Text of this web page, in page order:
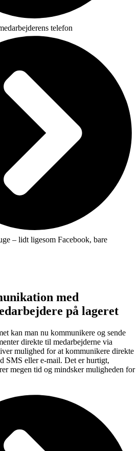
telefon
– lidt ligesom Facebook, bare
med
på lageret
kan man nu kommunikere og sende
direkte til medarbejderne via
mulighed for at kommunikere direkte
SMS eller e-mail. Det er hurtigt,
megen tid og mindsker muligheden for